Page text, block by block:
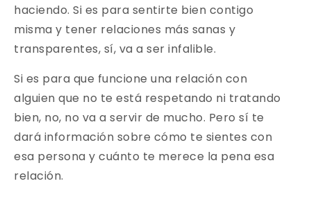
haciendo. Si es para sentirte bien contigo
misma y tener relaciones más sanas y
transparentes, sí, va a ser infalible.
Si es para que funcione una relación con
alguien que no te está respetando ni tratando
bien, no, no va a servir de mucho. Pero sí te
dará información sobre cómo te sientes con
esa persona y cuánto te merece la pena esa
relación.